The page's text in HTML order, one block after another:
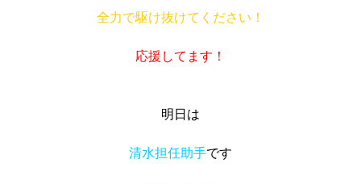
全力で駆け抜けてください！
応援してます！
明日は
清水担任助手です